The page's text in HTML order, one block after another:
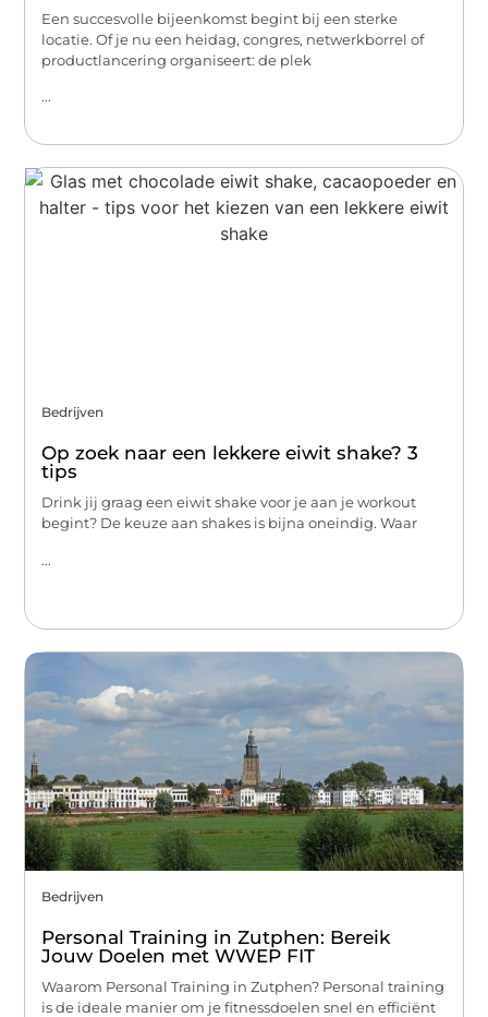
Een succesvolle bijeenkomst begint bij een sterke
locatie. Of je nu een heidag, congres, netwerkborrel of
productlancering organiseert: de plek
...
Bedrijven
Op zoek naar een lekkere eiwit shake? 3
tips
Drink jij graag een eiwit shake voor je aan je workout
begint? De keuze aan shakes is bijna oneindig. Waar
...
Bedrijven
Personal Training in Zutphen: Bereik
Jouw Doelen met WWEP FIT
Waarom Personal Training in Zutphen? Personal training
is de ideale manier om je fitnessdoelen snel en efficiënt